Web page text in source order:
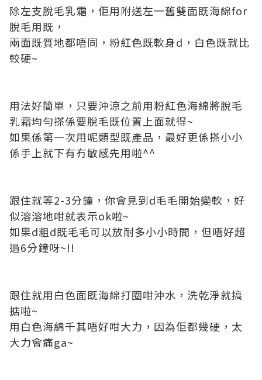
除左支脫毛乳霜，佢用附送左一舊雙面既海綿for
脫毛用既，
兩面既質地都唔同，粉紅色既軟身d，白色既就比
較硬~
用法好簡單，只要沖涼之前用粉紅色海綿將脫毛
乳霜均勻搽係要脫毛既位置上面就得~
如果係第一次用呢類型既產品，最好更係搽小小
係手上就下有冇敏感先用啦^^
跟住就等2-3分鐘，你會見到d毛毛開始變軟，好
似溶溶地咁就表示ok啦~
如果d粗d既毛毛可以放耐多小小時間，但唔好超
過6分鐘呀~!!
跟住就用白色面既海綿打圈咁沖水，洗乾淨就搞
掂啦~
用白色海綿千其唔好咁大力，因為佢都幾硬，太
大力會痛ga~